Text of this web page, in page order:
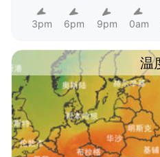
3pm 6pm 9pm 0am
温